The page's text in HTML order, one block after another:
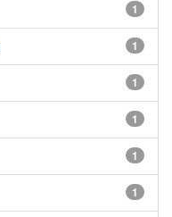
1
1
1
1
1
1